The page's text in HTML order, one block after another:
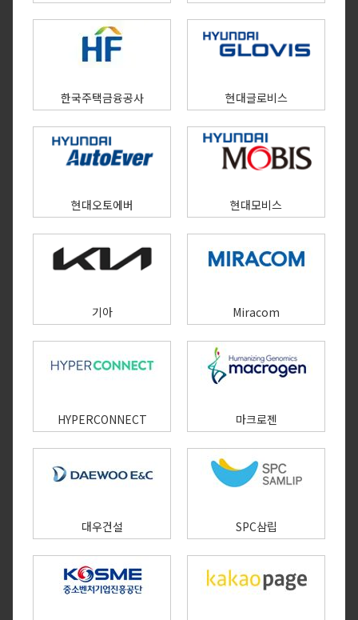
한국주택금융공사 현대글로비스
현대오토에버 현대모비스
기아 Miracom
HYPERCONNECT 마크로젠
대우건설 SPC삼립